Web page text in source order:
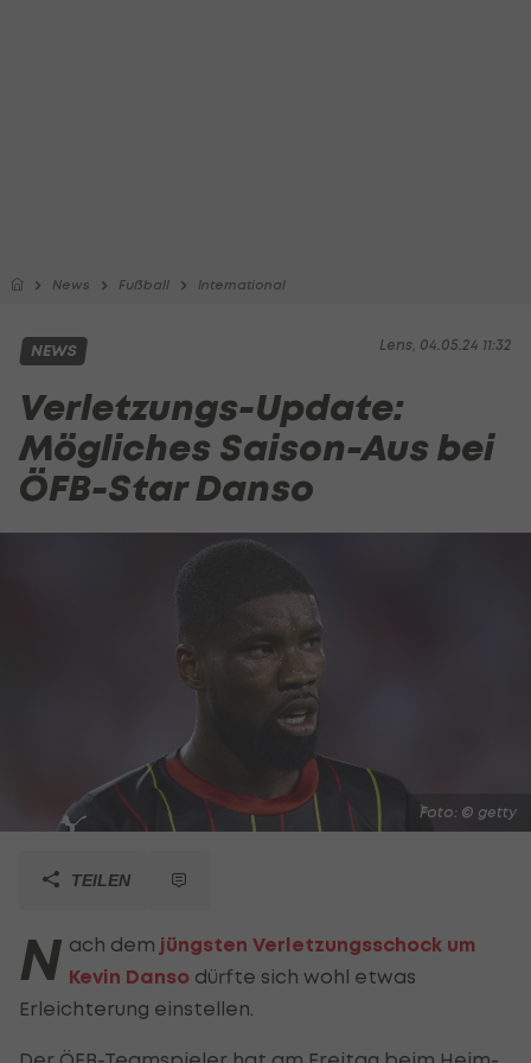
News Fußball International
Lens, 04.05.24 11:32
NEWS
Verletzungs-Update:
Mögliches Saison-Aus bei
ÖFB-Star Danso
Foto: © getty
TEILEN
N ach dem jüngsten Verletzungsschock um
Kevin Danso dürfte sich wohl etwas
Erleichterung einstellen.